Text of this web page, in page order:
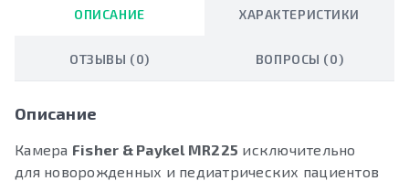
ОПИСАНИЕ ХАРАКТЕРИСТИКИ
ОТЗЫВЫ (0) ВОПРОСЫ (0)
Описание
Камера Fisher & Paykel MR225 исключительно
для новорожденных и педиатрических пациентов